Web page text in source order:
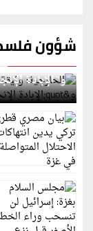
شؤون
الخارجية:
و"الإبادة